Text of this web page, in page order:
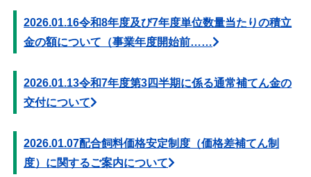
2026.01.16令和8年度及び7年度単位数量当たりの積立
金の額について（事業年度開始前……
2026.01.13令和7年度第3四半期に係る通常補てん金の
交付について
2026.01.07配合飼料価格安定制度（価格差補てん制
度）に関するご案内について